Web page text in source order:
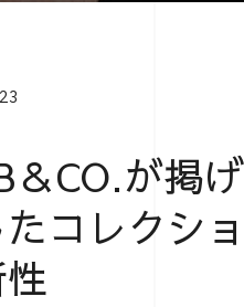
＆CO.が掲
コレクシ